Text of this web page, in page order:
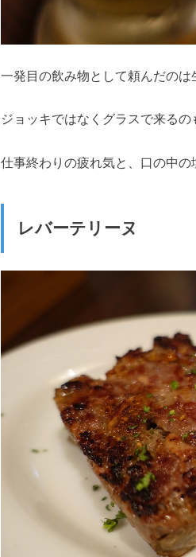
一発目の飲み物として頼んだのは
ジョッキではなくグラスで来るの
仕事終わりの疲れ気と、口の中の
レバーテリーヌ